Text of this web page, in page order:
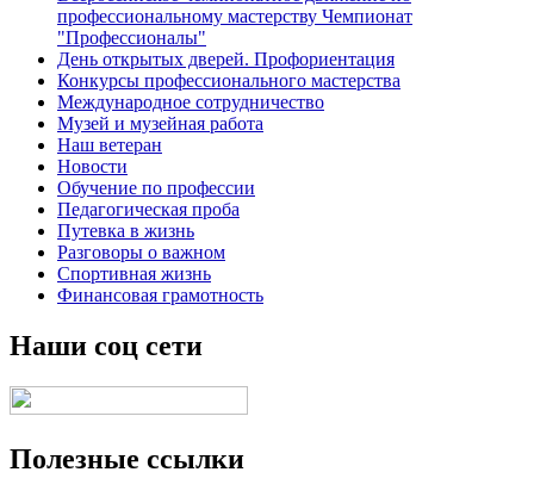
профессиональному мастерству Чемпионат
"Профессионалы"
День открытых дверей. Профориентация
Конкурсы профессионального мастерства
Международное сотрудничество
Музей и музейная работа
Наш ветеран
Новости
Обучение по профессии
Педагогическая проба
Путевка в жизнь
Разговоры о важном
Спортивная жизнь
Финансовая грамотность
Наши соц сети
Полезные ссылки